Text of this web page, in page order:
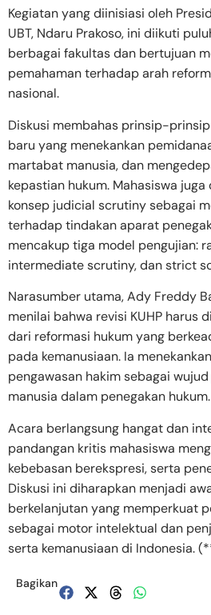
Kegiatan yang diinisiasi oleh
UBT, Ndaru Prakoso, ini diikuti
berbagai fakultas dan bertujuan
pemahaman terhadap arah
nasional.
Diskusi membahas prinsip-
baru yang menekankan
martabat manusia, dan
kepastian hukum. Mahasiswa
konsep judicial scrutiny sebagai
terhadap tindakan aparat
mencakup tiga model pengujian:
intermediate scrutiny, dan strict
Narasumber utama, Ady Freddy
menilai bahwa revisi KUHP harus
dari reformasi hukum yang
pada kemanusiaan. Ia
pengawasan hakim sebagai
manusia dalam penegakan hukum.
Acara berlangsung hangat dan
pandangan kritis mahasiswa
kebebasan berekspresi, serta
Diskusi ini diharapkan menjadi
berkelanjutan yang memperkuat
sebagai motor intelektual dan
serta kemanusiaan di Indonesia.
Bagikan